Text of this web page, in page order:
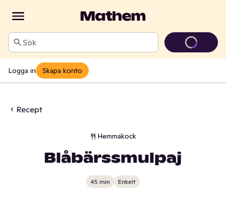
Sök
Logga in Skapa konto
Recept
Hemmakock
Blåbärssmulpaj
45 min Enkelt